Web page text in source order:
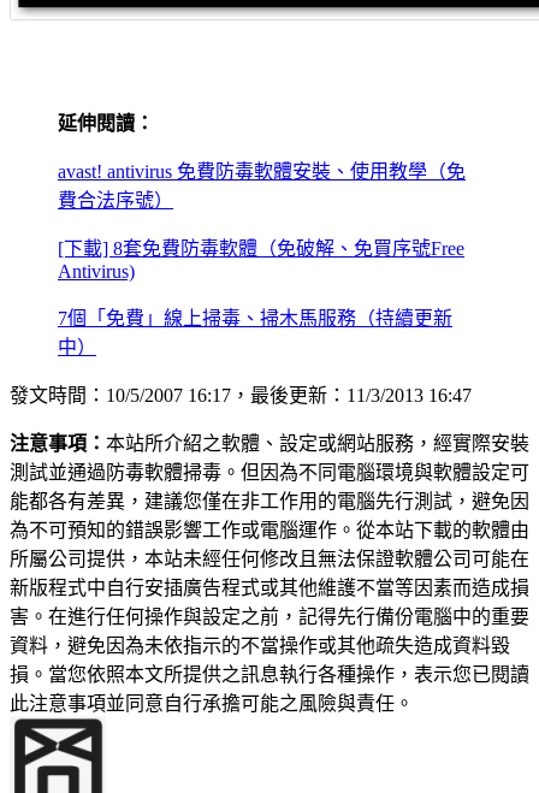
延伸閱讀：
avast! antivirus 免費防毒軟體安裝、使用教學（免
費合法序號）
[下載] 8套免費防毒軟體（免破解、免買序號Free
Antivirus)
7個「免費」線上掃毒、掃木馬服務（持續更新
中）
發文時間：10/5/2007 16:17，最後更新：11/3/2013 16:47
注意事項： 本站所介紹之軟體、設定或網站服務，經實際安裝
測試並通過防毒軟體掃毒。但因為不同電腦環境與軟體設定可
能都各有差異，建議您僅在非工作用的電腦先行測試，避免因
為不可預知的錯誤影響工作或電腦運作。從本站下載的軟體由
所屬公司提供，本站未經任何修改且無法保證軟體公司可能在
新版程式中自行安插廣告程式或其他維護不當等因素而造成損
害。在進行任何操作與設定之前，記得先行備份電腦中的重要
資料，避免因為未依指示的不當操作或其他疏失造成資料毀
損。當您依照本文所提供之訊息執行各種操作，表示您已閱讀
此注意事項並同意自行承擔可能之風險與責任。